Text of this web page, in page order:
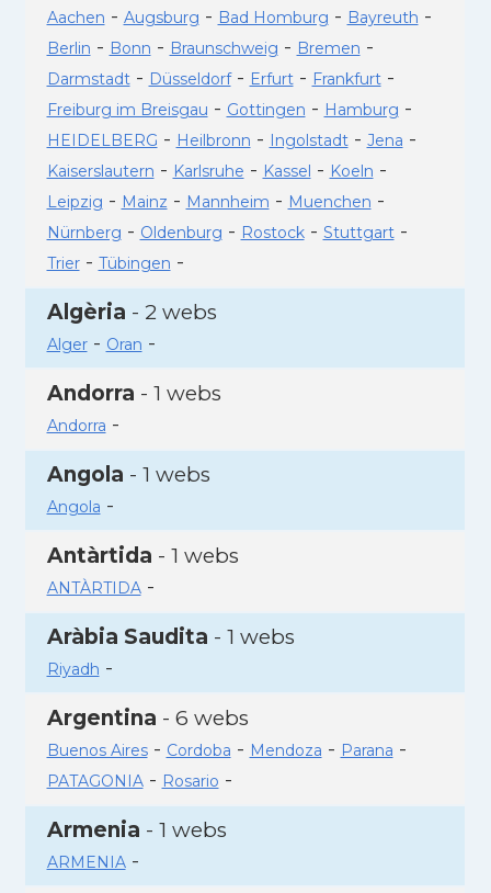
Aachen - Augsburg - Bad Homburg - Bayreuth -
Berlin - Bonn - Braunschweig - Bremen -
Darmstadt- Düsseldorf- Erfurt- Frankfurt-
Freiburg im Breisgau - Gottingen - Hamburg -
HEIDELBERG - Heilbronn - Ingolstadt- Jena -
Kaiserslautern - Karlsruhe - Kassel - Koeln -
Leipzig - Mainz - Mannheim - Muenchen -
Nürnberg - Oldenburg - Rostock- Stuttgart-
Trier- Tübingen -
Algèria - 2 webs
Alger- Oran -
Andorra - 1 webs
Andorra -
Angola - 1 webs
Angola -
Antàrtida - 1 webs
ANTÀRTIDA-
Aràbia Saudita - 1 webs
Riyadh -
Argentina - 6 webs
Buenos Aires- Cordoba - Mendoza - Parana -
PATAGONIA- Rosario -
Armenia - 1 webs
ARMENIA-